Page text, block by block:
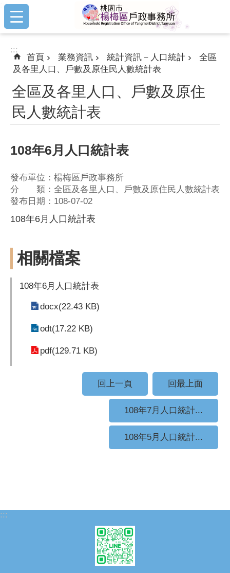
跳到主要內容區塊
:::
:::
首頁 業務資訊 統計資訊－人口統計
全區
及各里人口、戶數及原住民人數統計表
全區及各里人口、戶數及原住
民人數統計表
108年6月人口統計表
發布單位：楊梅區戶政事務所
分 類：全區及各里人口、戶數及原住民人數統計表
發布日期：108-07-02
108年6月人口統計表
相關檔案
108年6月人口統計表
docx(22.43 KB)
odt(17.22 KB)
pdf(129.71 KB)
回上一頁 回最上面
108年7月人口統計...
108年5月人口統計...
:::